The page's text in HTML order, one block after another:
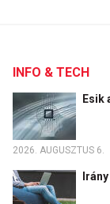
INFO & TECH
Esik
2026. AUGUSZTUS 6.